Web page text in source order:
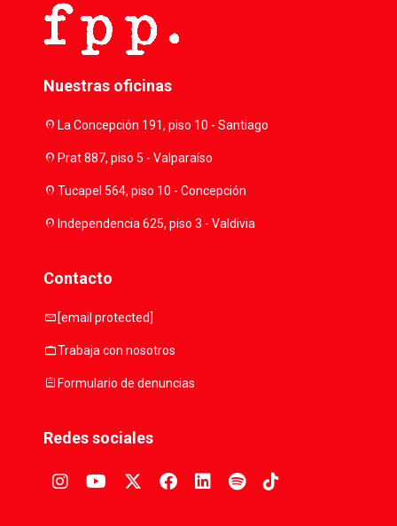
Nuestras oficinas
location_onLa Concepción 191, piso 10 - Santiago
location_onPrat 887, piso 5 - Valparaíso
location_onTucapel 564, piso 10 - Concepción
location_onIndependencia 625, piso 3 - Valdivia
Contacto
mail [email protected]
workTrabaja con nosotros
assignmentFormulario de denuncias
Redes sociales